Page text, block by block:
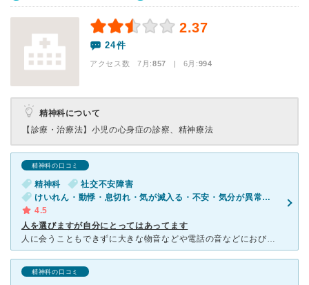
2.37
24件
アクセス数 7月:857 | 6月:994
精神科について
【診療・治療法】 小児の心身症の診察、精神療法
精神科の口コミ
精神科
社交不安障害
けいれん・動悸・息切れ・気が滅入る・不安・気分が異常に高揚している
4.5
人を選びますが自分にとってはあってます
人に会うこともできずに大きな物音などや電話の音などにおびえてしまうようになり、現在も通院しています。 タイトルにある人を選ぶというのは担当の先生がのんびりとちゃんと話を聞いてくれるのですが、こち
精神科の口コミ